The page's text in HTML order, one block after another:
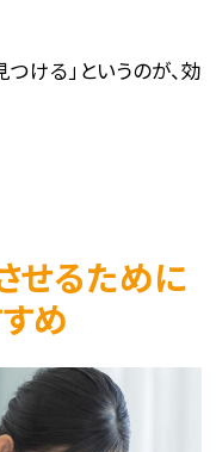
ける」というのが、効
せるために
め